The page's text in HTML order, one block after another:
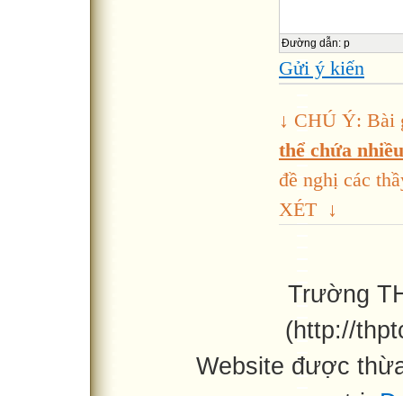
Đường dẫn: p
Gửi ý kiến
↓ CHÚ Ý: Bài
thể chứa
đề nghị các
XÉT ↓
Trường
(http://
Website được